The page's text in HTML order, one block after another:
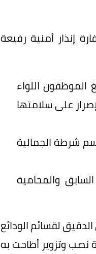
إنذار أمنية رفيعة
الموظفون اللواء
على سلامتها
شرطة الجمالية
والمحامية
لقسائم الودائع
نصب وتزوير أطاحت به